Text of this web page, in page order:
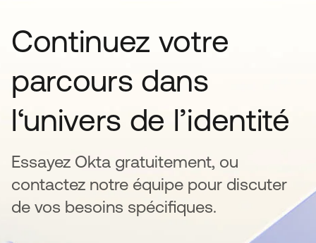
Continuez votre
parcours dans
l‘univers de l’identité
Essayez Okta gratuitement, ou
contactez notre équipe pour discuter
de vos besoins spécifiques.